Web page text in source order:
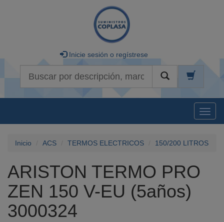
Inicie sesión o regístrese
Inicio ACS TERMOS ELECTRICOS 150/200 LITROS
ARISTON TERMO PRO
ZEN 150 V-EU (5años)
3000324